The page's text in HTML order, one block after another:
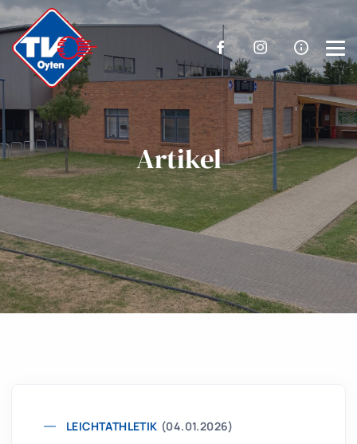
Artikel
LEICHTATHLETIK (04.01.2026)